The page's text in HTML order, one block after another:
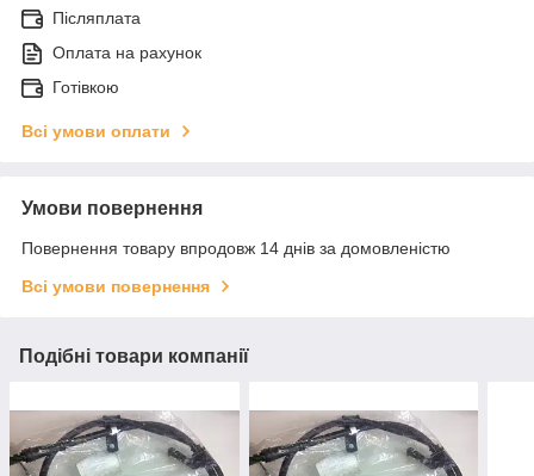
Післяплата
Оплата на рахунок
Готівкою
Всі умови оплати
Умови повернення
Повернення товару впродовж 14 днів за домовленістю
Всі умови повернення
Подібні товари компанії